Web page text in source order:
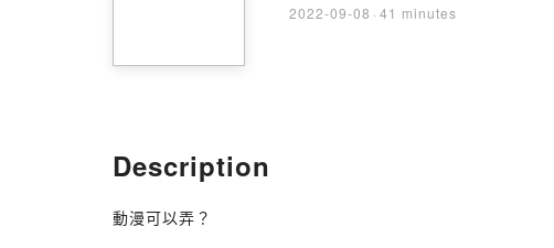
2022-09-08 · 41 minutes
Description
動漫可以弄？